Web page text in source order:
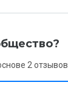
2 отзывов